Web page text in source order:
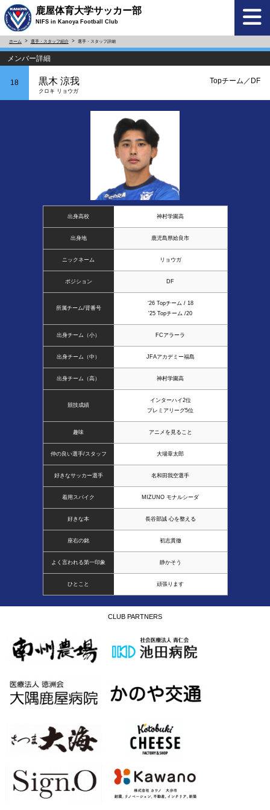
鹿屋体育大学サッカー部
NIFS in Kanoya Football Club
ホーム 選手・スタッフ紹介 選手・スタッフ詳細
メンバー詳細
18 黒木 涼我
クロキ リョウガ
Topチーム／DF
出身高校 神村学園高
出身地 鹿児島県姶良市
ニックネーム リョウガ
ポジション DF
所属チーム/背番号
‘26 Topチーム / 18
'25 Topチーム /20
出身チーム（小） FCアラーラ
出身チーム（中） JFAアカデミー福島
出身チーム（高） 神村学園高
競技成績
インターハイ2位
プレミアリーグ5位
趣味 アニメを見ること
仲の良い選手/スタッフ 大場章太郎
好きなサッカー選手 名和田我空選手
着用スパイク MIZUNO モナルシーダ
好きな本 長谷部誠 心を整える
座右の銘 初志貫徹
よく言われる第一印象 静かそう
ひとこと 頑張ります
CLUB PARTNERS